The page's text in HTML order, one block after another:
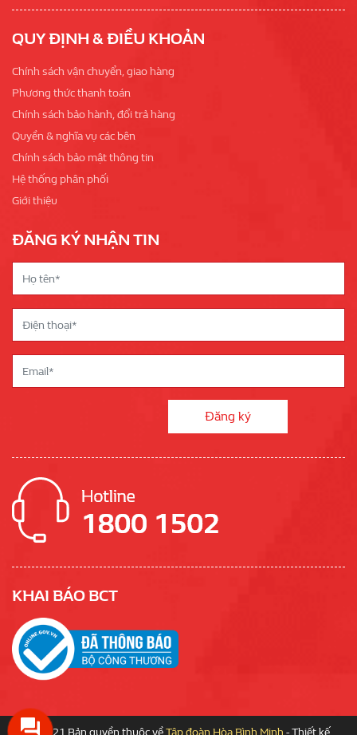
QUY ĐỊNH & ĐIỀU KHOẢN
Chính sách vận chuyển, giao hàng
Phương thức thanh toán
Chính sách bảo hành, đổi trả hàng
Quyền & nghĩa vụ các bên
Chính sách bảo mật thông tin
Hệ thống phân phối
Giới thiệu
ĐĂNG KÝ NHẬN TIN
KHAI BÁO BCT